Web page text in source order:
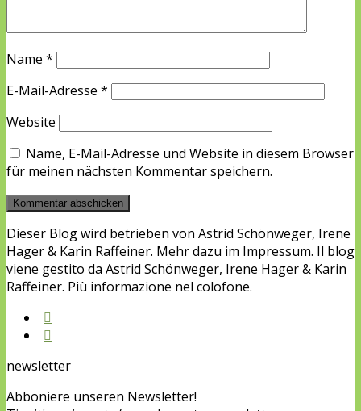
Name *
E-Mail-Adresse *
Website
Name, E-Mail-Adresse und Website in diesem Browser
für meinen nächsten Kommentar speichern.
Dieser Blog wird betrieben von Astrid Schönweger, Irene
Hager & Karin Raffeiner. Mehr dazu im Impressum. Il blog
viene gestito da Astrid Schönweger, Irene Hager & Karin
Raffeiner. Più informazione nel colofone.
newsletter
Abboniere unseren Newsletter!